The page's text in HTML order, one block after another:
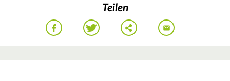
Teilen